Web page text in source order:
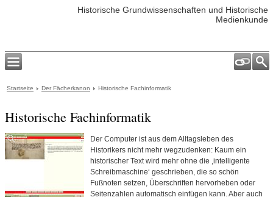
Historische Grundwissenschaften und Historische
Medienkunde
Startseite Der Fächerkanon Historische Fachinformatik
Historische Fachinformatik
Der Computer ist aus dem Alltagsleben des
Historikers nicht mehr wegzudenken: Kaum ein
historischer Text wird mehr ohne die ‚intelligente
Schreibmaschine‘ geschrieben, die so schön
Fußnoten setzen, Überschriften hervorheben oder
Seitenzahlen automatisch einfügen kann. Aber auch